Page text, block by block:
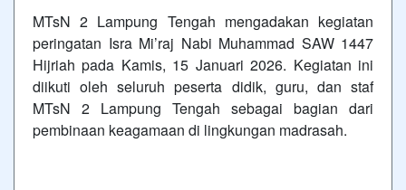
MTsN 2 Lampung Tengah mengadakan kegiatan
peringatan Isra Mi’raj Nabi Muhammad SAW 1447
Hijriah pada Kamis, 15 Januari 2026. Kegiatan ini
diikuti oleh seluruh peserta didik, guru, dan staf
MTsN 2 Lampung Tengah sebagai bagian dari
pembinaan keagamaan di lingkungan madrasah.